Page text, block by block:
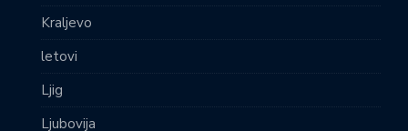
Kraljevo
letovi
Ljig
Ljubovija